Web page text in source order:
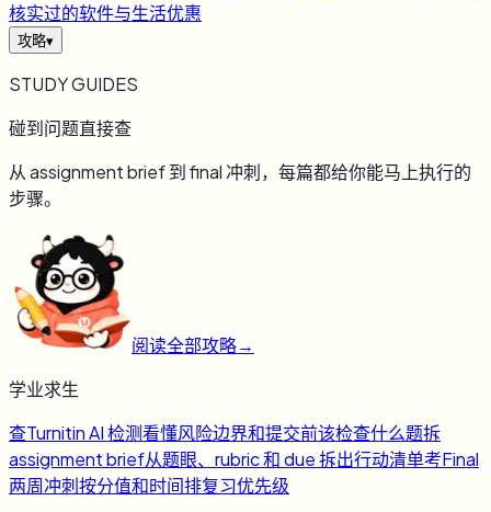
核实过的软件与生活优惠
攻略▾
STUDY GUIDES
碰到问题直接查
从 assignment brief 到 final 冲刺，每篇都给你能马上执行的
步骤。
阅读全部攻略→
学业求生
查Turnitin AI 检测看懂风险边界和提交前该检查什么题拆
assignment brief从题眼、rubric 和 due 拆出行动清单考Final
两周冲刺按分值和时间排复习优先级